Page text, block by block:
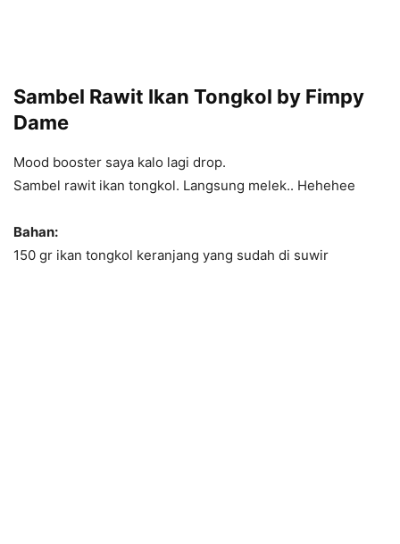
Sambel Rawit Ikan Tongkol by Fimpy
Dame
Mood booster saya kalo lagi drop.
Sambel rawit ikan tongkol. Langsung melek.. Hehehee
Bahan:
150 gr ikan tongkol keranjang yang sudah di suwir